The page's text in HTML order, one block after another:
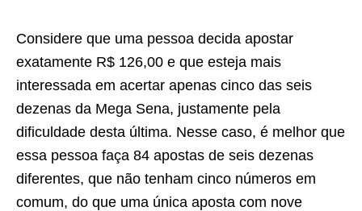
Considere que uma pessoa decida apostar
exatamente R$ 126,00 e que esteja mais
interessada em acertar apenas cinco das seis
dezenas da Mega Sena, justamente pela
dificuldade desta última. Nesse caso, é melhor que
essa pessoa faça 84 apostas de seis dezenas
diferentes, que não tenham cinco números em
comum, do que uma única aposta com nove